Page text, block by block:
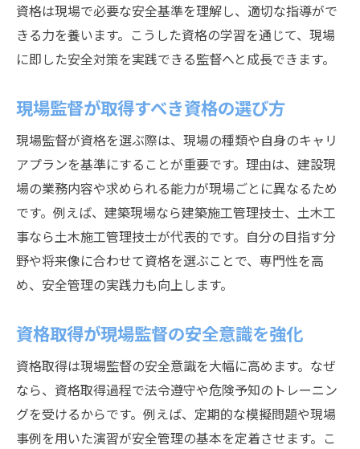
資格は現場で必要な安全基準を理解し、適切な指導がで
きる力を養います。こうした資格の学習を通じて、現場
に即した安全対策を実践できる監督へと成長できます。
現場監督が取得すべき資格の選び方
現場監督が資格を選ぶ際は、現場の種類や自身のキャリ
アプランを基準にすることが重要です。理由は、建設現
場の業務内容や求められる能力が現場ごとに異なるため
です。例えば、建築現場なら建築施工管理技士、土木工
事なら土木施工管理技士が代表的です。自分の目指す分
野や将来像に合わせて資格を選ぶことで、専門性を高
め、安全管理の実践力も向上します。
資格取得が現場監督の安全意識を強化
資格取得は現場監督の安全意識を大幅に高めます。なぜ
なら、資格取得過程で法令遵守や危険予知のトレーニン
グを受けるからです。例えば、定期的な模擬問題や現場
事例を用いた演習が安全管理の基本を定着させます。こ